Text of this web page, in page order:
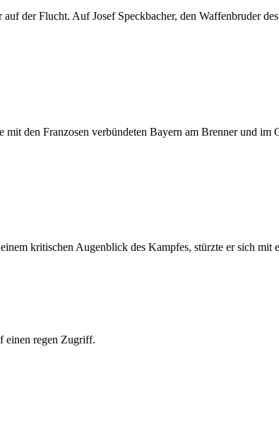
der Flucht. Auf Josef Speckbacher, den Waffenbruder
den Franzosen verbündeten Bayern am Brenner und im
kritischen Augenblick des Kampfes, stürzte er sich mit
einen regen Zugriff.